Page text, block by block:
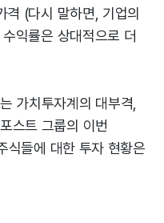
(다시 말하면, 기업의
익률은 상대적으로 더
가치투자계의 대부격,
스트 그룹의 이번
들에 대한 투자 현황은